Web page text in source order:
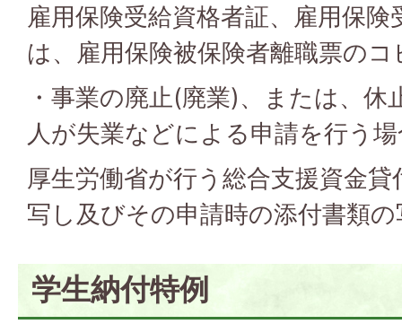
雇用保険受給資格者証、雇用保
は、雇用保険被保険者離職票の
・事業の廃止(廃業)、または、
人が失業などによる申請を行う
厚生労働省が行う総合支援資金
写し及びその申請時の添付書類
学生納付特例